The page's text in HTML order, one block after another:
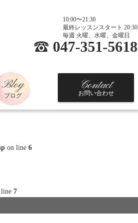
10:00〜21:30
最終レッスンスタート 20:30
毎週 火曜、水曜、金曜日
047-351-5618
Blog
ブログ
Contact
お問い合わせ
on line 6
7